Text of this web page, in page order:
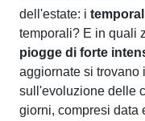
dell'estate: i
temporali? E in quali
piogge di forte
aggiornate si trovano
sull'evoluzione delle
giorni, compresi data